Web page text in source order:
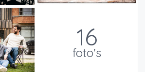
16
foto's